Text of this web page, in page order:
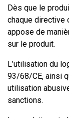
Dès que le
chaque directive
appose de
sur le produit.
L’utilisation du
93/68/CE, ainsi
utilisation
sanctions.